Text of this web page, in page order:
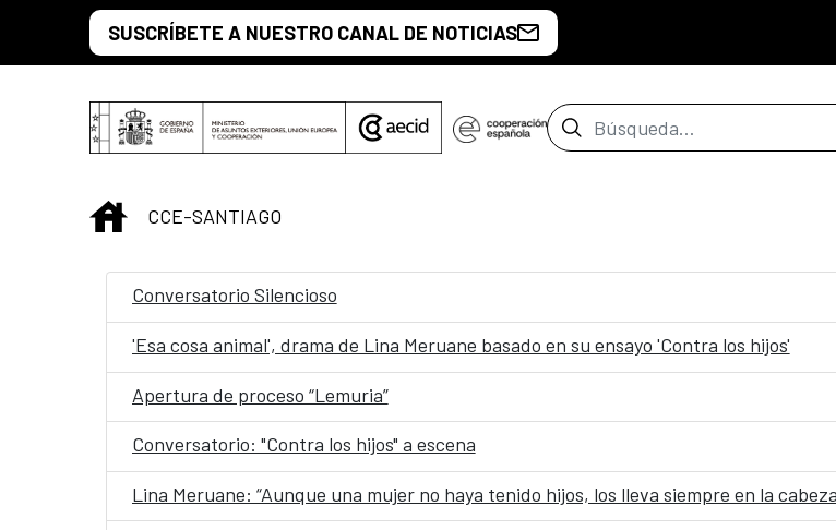
Saltar al contenido principal
SUSCRÍBETE A NUESTRO CANAL DE NOTICIAS
Barra de búsqueda
INICIO
CCE-SANTIAGO
Conversatorio Silencioso
'Esa cosa animal', drama de Lina Meruane basado en su ensayo 'Contra los hijos'
Apertura de proceso “Lemuria”
Conversatorio: "Contra los hijos" a escena
Lina Meruane: “Aunque una mujer no haya tenido hijos, los lleva siempre en la